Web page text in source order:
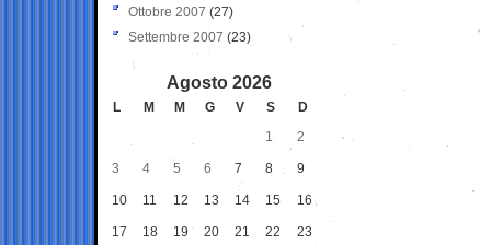
Ottobre 2007 (27)
Settembre 2007 (23)
Agosto 2026
L M M G V S
D
1
2
3 4 5 6 7 8 9
10 11 12 13 14 15 16
17 18 19 20 21 22 23